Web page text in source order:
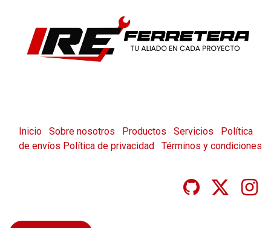
Inicio Sobre nosotros Productos Servicios
Política
de envíos Política de privacidad Términos y condiciones